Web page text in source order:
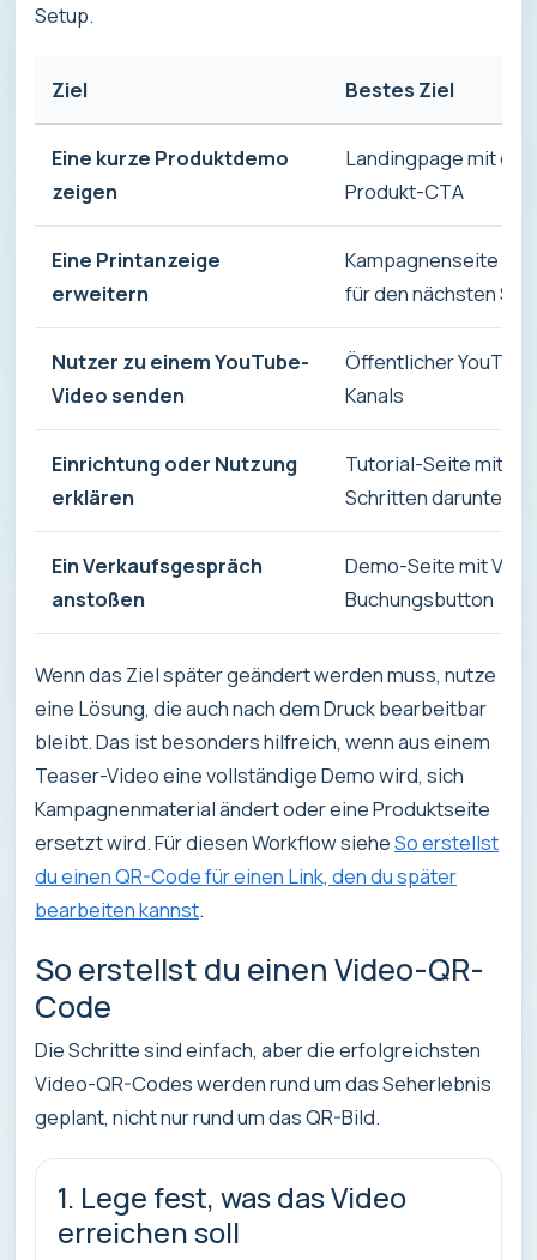
Setup.
Ziel Bestes Ziel
Eine kurze Produktdemo
zeigen
Landingpage mit
Produkt-CTA
Eine Printanzeige
erweitern
Kampagnenseite
für den nächsten
Nutzer zu einem YouTube-
Video senden
Öffentlicher
Kanals
Einrichtung oder Nutzung
erklären
Tutorial-Seite mit
Schritten darunter
Ein Verkaufsgespräch
anstoßen
Demo-Seite mit
Buchungsbutton
Wenn das Ziel später geändert werden muss, nutze
eine Lösung, die auch nach dem Druck bearbeitbar
bleibt. Das ist besonders hilfreich, wenn aus einem
Teaser-Video eine vollständige Demo wird, sich
Kampagnenmaterial ändert oder eine Produktseite
ersetzt wird. Für diesen Workflow sieheSo erstellst
du einen QR-Code für einen Link, den du später
bearbeiten kannst.
So erstellst du einen Video-QR-
Code
Die Schritte sind einfach, aber die erfolgreichsten
Video-QR-Codes werden rund um das Seherlebnis
geplant, nicht nur rund um das QR-Bild.
1. Lege fest, was das Video
erreichen soll